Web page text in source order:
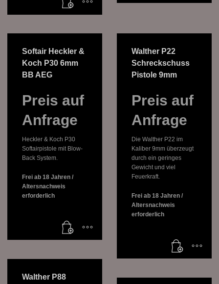
Softair Heckler &
Koch P30 6mm
BB AEG
Preis auf
Anfrage
Heckler & Koch P30
Softairpistole mit Blow-
Back System.
Frei ab 18 Jahren /
Altersnachweis
erforderlich
Walther P22
Schreckschuss
Pistole 9mm
Preis auf
Anfrage
Die Walther P22 im
Kaliber 9mm überzeugt
durch ein geringes
Gewicht und viel
Feuerkraft.
Frei ab 18 Jahren /
Altersnachweis
erforderlich
Walther P88